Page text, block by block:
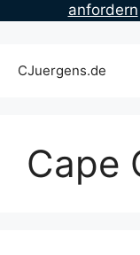
anfordern
CJuergens.de
Cape